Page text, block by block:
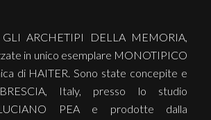
ARCHETIPI DELLA MEMORIA,
in unico esemplare MONOTIPICO
di HAITER. Sono state concepite e
Italy, presso lo studio
LUCIANO PEA e prodotte dalla